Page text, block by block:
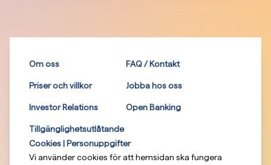
Om oss FAQ / Kontakt
Priser och villkor Jobba hos oss
Investor Relations Open Banking
Tillgänglighetsutlåtande
Cookies | Personuppgifter
Vi använder cookies för att hemsidan ska fungera